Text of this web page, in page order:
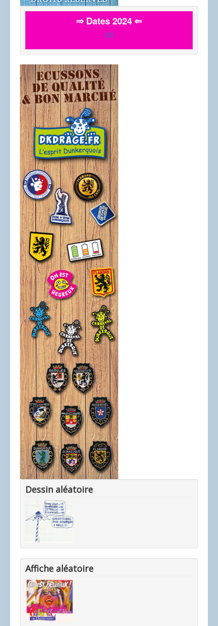
⇒ Dates 2024 ⇐
ICI
Dessin aléatoire
Affiche aléatoire